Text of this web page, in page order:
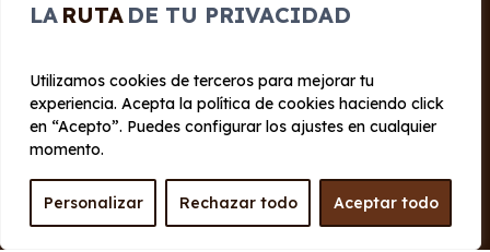
LA RUTA DE TU PRIVACIDAD
Utilizamos cookies de terceros para mejorar tu
experiencia. Acepta la política de cookies haciendo click
en “Acepto”. Puedes configurar los ajustes en cualquier
momento.
Personalizar Rechazar todo Aceptar todo
El Ejido Roquetas de Mar
© 2020 - 2026 Cabo Renting
Aviso legal y Privacidad